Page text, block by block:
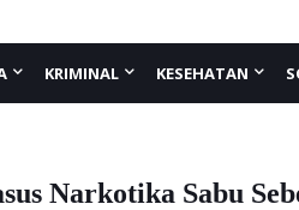
KRIMINAL KESEHATAN
Narkotika Sabu